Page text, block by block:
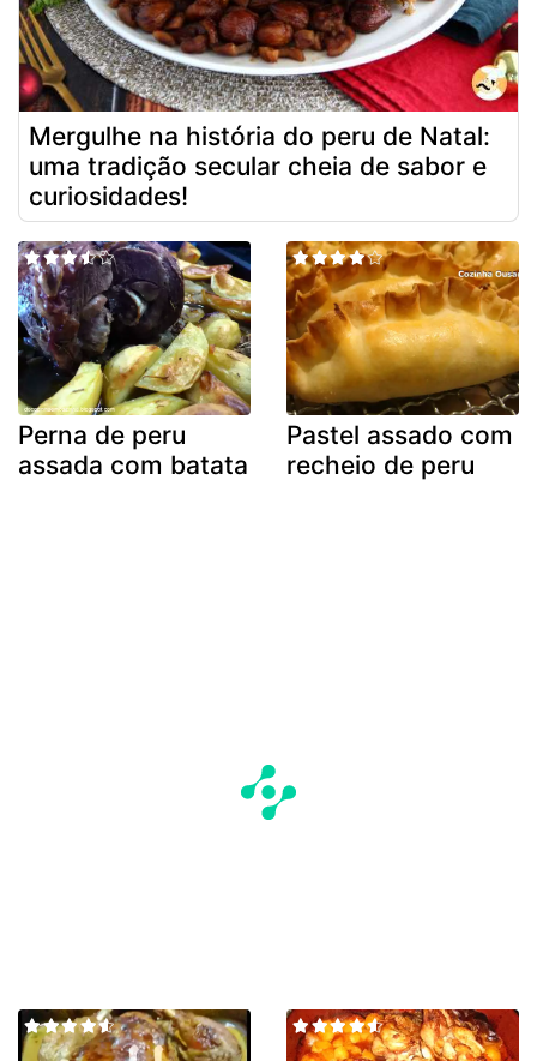
Mergulhe na história do peru de Natal:
uma tradição secular cheia de sabor e
curiosidades!
Perna de peru
assada com batata
Pastel assado com
recheio de peru